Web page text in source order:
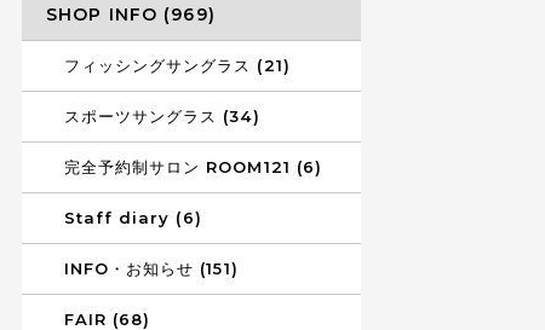
SHOP INFO (969)
フィッシングサングラス (21)
スポーツサングラス (34)
完全予約制サロン ROOM121 (6)
Staff diary (6)
INFO・お知らせ (151)
FAIR (68)